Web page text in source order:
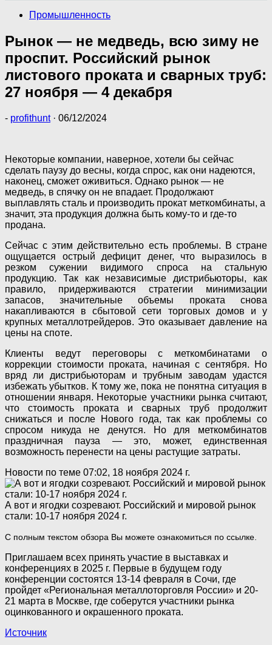
Промышленность
Рынок — не медведь, всю зиму не
проспит. Российский рынок
листового проката и сварных труб:
27 ноября — 4 декабря
- profithunt · 06/12/2024
Некоторые компании, наверное, хотели бы сейчас
сделать паузу до весны, когда спрос, как они надеются,
наконец, сможет оживиться. Однако рынок — не
медведь, в спячку он не впадает. Продолжают
выплавлять сталь и производить прокат меткомбинаты, а
значит, эта продукция должна быть кому-то и где-то
продана.
Сейчас с этим действительно есть проблемы. В стране
ощущается острый дефицит денег, что выразилось в
резком сужении видимого спроса на стальную
продукцию. Так как независимые дистрибьюторы, как
правило, придерживаются стратегии минимизации
запасов, значительные объемы проката снова
накапливаются в сбытовой сети торговых домов и у
крупных металлотрейдеров. Это оказывает давление на
цены на споте.
Клиенты ведут переговоры с меткомбинатами о
коррекции стоимости проката, начиная с сентября. Но
вряд ли дистрибьюторам и трубным заводам удастся
избежать убытков. К тому же, пока не понятна ситуация в
отношении января. Некоторые участники рынка считают,
что стоимость проката и сварных труб продолжит
снижаться и после Нового года, так как проблемы со
спросом никуда не денутся. Но для меткомбинатов
праздничная пауза — это, может, единственная
возможность перенести на цены растущие затраты.
Новости по теме 07:02, 18 ноября 2024 г.
А вот и ягодки созревают. Российский и мировой рынок
стали: 10-17 ноября 2024 г.
С полным текстом обзора Вы можете ознакомиться по ссылке.
Приглашаем всех принять участие в выставках и
конференциях в 2025 г. Первые в будущем году
конференции состоятся 13-14 февраля в Сочи, где
пройдет «Региональная металлоторговля России» и 20-
21 марта в Москве, где соберутся участники рынка
оцинкованного и окрашенного проката.
Источник